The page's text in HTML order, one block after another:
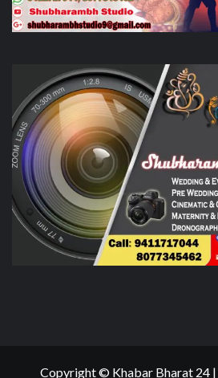
Copyright © Khabar Bharat 24 |